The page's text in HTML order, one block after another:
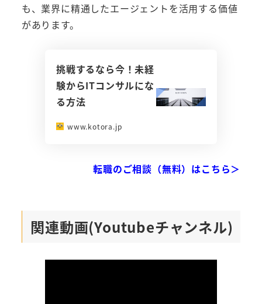
も、業界に精通したエージェントを活用する価値
があります。
挑戦するなら今！未経
験からITコンサルにな
る方法
www.kotora.jp
転職のご相談（無料）はこちら＞
関連動画(Youtubeチャンネル)